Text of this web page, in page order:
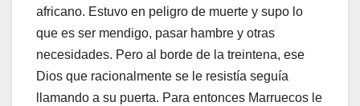
africano. Estuvo en peligro de muerte y supo lo
que es ser mendigo, pasar hambre y otras
necesidades. Pero al borde de la treintena, ese
Dios que racionalmente se le resistía seguía
llamando a su puerta. Para entonces Marruecos le